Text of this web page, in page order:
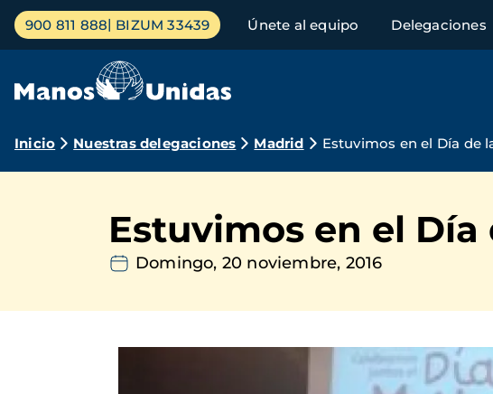
Pasar
contenido
Menú
principal
900 811 888 BIZUM 33439 Únete al equipo Delegaciones
Ruta
navegación
Inicio Nuestras delegaciones Madrid Estuvimos en el Día de
Estuvimos en el
Domingo, 20 noviembre, 2016